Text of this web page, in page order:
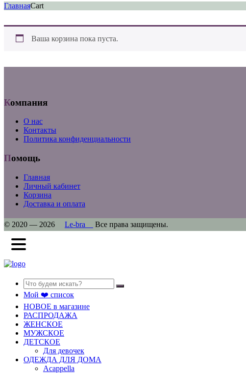
ГлавнаяCart
Ваша корзина пока пуста.
Компания
О нас
Контакты
Политика конфиденциальности
Помощь
Главная
Личный кабинет
Корзина
Доставка и оплата
© 2020 — 2026 Le-bra Все права защищены.
Search
Мой ❤️ список
НОВОЕ в магазине
РАСПРОДАЖА
ЖЕНСКОЕ
МУЖСКОЕ
ДЕТСКОЕ
Для девочек
ОДЕЖДА ДЛЯ ДОМА
Acappella